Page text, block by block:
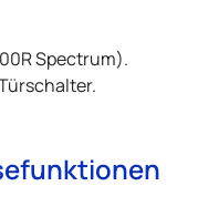
Spectrum).